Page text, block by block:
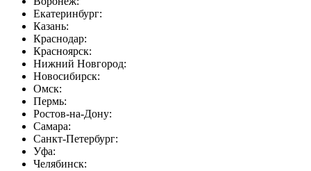
Екатеринбург:
Казань:
Краснодар:
Красноярск:
Нижний Новгород:
Новосибирск:
Омск:
Пермь:
Ростов-на-Дону:
Самара:
Санкт-Петербург:
Уфа:
Челябинск: